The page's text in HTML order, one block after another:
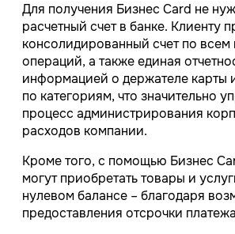
Для получения Бизнес Card не
расчетный счет в банке. Клиенту
консолидированный счет по всем
операций, а также единая
информацией о держателе карты
по категориям, что значительно
процесс администрирования
расходов компании.
Кроме того, с помощью Бизнес
могут приобретать товары и
нулевом балансе – благодаря
предоставления отсрочки